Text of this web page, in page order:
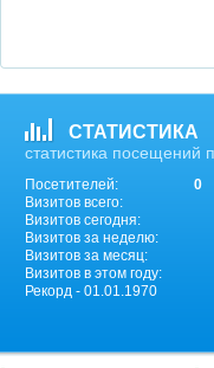
СТАТИСТИКА
статистика посещений
Посетителей:
0
Визитов всего:
Визитов сегодня:
Визитов за неделю:
Визитов за месяц:
Визитов в этом году:
Рекорд - 01.01.1970